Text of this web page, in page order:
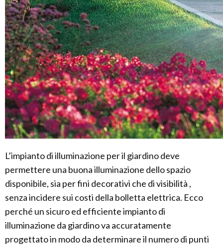
L’impianto di illuminazione per il giardino deve
permettere una buona illuminazione dello spazio
disponibile, sia per fini decorativi che di visibilità ,
senza incidere sui costi della bolletta elettrica. Ecco
perché un sicuro ed efficiente impianto di
illuminazione da giardino va accuratamente
progettato in modo da determinare il numero di punti